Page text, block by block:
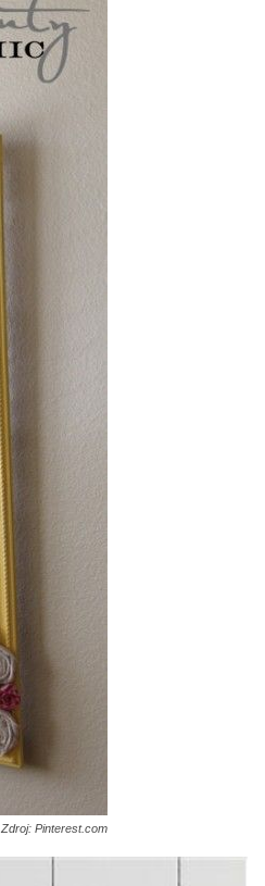
Zdroj: Pinterest.com